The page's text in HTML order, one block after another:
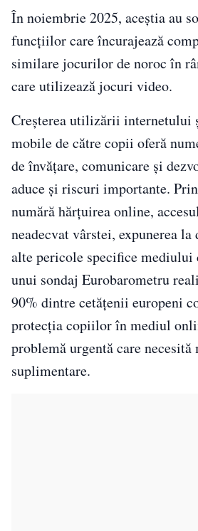
În noiembrie 2025, aceștia au
funcțiilor care încurajează
similare jocurilor de noroc în
care utilizează jocuri video.
Creșterea utilizării internetului
mobile de către copii oferă
de învățare, comunicare și
aduce și riscuri importante.
numără hărțuirea online,
neadecvat vârstei, expunerea
alte pericole specifice
unui sondaj Eurobarometru
90% dintre cetățenii europeni
protecția copiilor în mediul
problemă urgentă care necesită
suplimentare.